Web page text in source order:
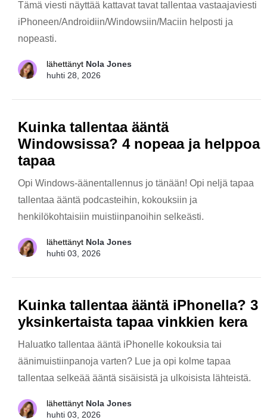
Tämä viesti näyttää kattavat tavat tallentaa vastaajaviesti
iPhoneen/Androidiin/Windowsiin/Maciin helposti ja
nopeasti.
lähettänyt Nola Jones
huhti 28, 2026
Kuinka tallentaa ääntä
Windowsissa? 4 nopeaa ja helppoa
tapaa
Opi Windows-äänentallennus jo tänään! Opi neljä tapaa
tallentaa ääntä podcasteihin, kokouksiin ja
henkilökohtaisiin muistiinpanoihin selkeästi.
lähettänyt Nola Jones
huhti 03, 2026
Kuinka tallentaa ääntä iPhonella? 3
yksinkertaista tapaa vinkkien kera
Haluatko tallentaa ääntä iPhonelle kokouksia tai
äänimuistiinpanoja varten? Lue ja opi kolme tapaa
tallentaa selkeää ääntä sisäisistä ja ulkoisista lähteistä.
lähettänyt Nola Jones
huhti 03, 2026